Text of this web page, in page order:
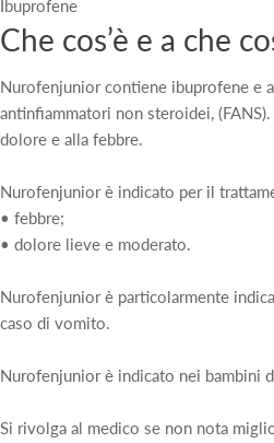
Ibuprofene
Che cos’è e a che
Nurofenjunior contiene ibuprofene e
antinfiammatori non steroidei,
dolore e alla febbre.
Nurofenjunior è indicato per il
• febbre;
• dolore lieve e moderato.
Nurofenjunior è particolarmente
caso di vomito.
Nurofenjunior è indicato nei bambini
Si rivolga al medico se non nota